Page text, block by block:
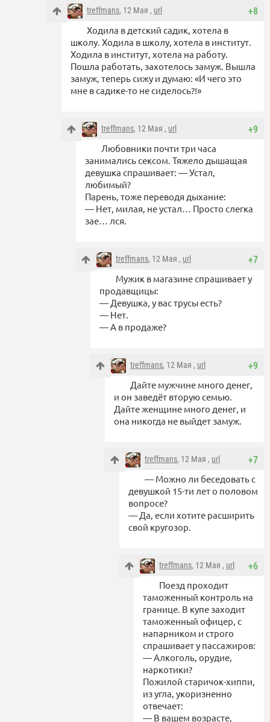
+8
treffmans, 12 Мая , url
Ходила в детский садик, хотела в
школу. Ходила в школу, хотела в институт.
Ходила в институт, хотела на работу.
Пошла работать, захотелось замуж. Вышла
замуж, теперь сижу и думаю: «И чего это
мне в садике-то не сиделось?!»
+9
treffmans, 12 Мая , url
Любовники почти три часа
занимались сексом. Тяжело дышащая
девушка спрашивает: — Устал,
любимый?
Парень, тоже переводя дыхание:
— Нет, милая, не устал… Просто слегка
зае… лся.
+7
treffmans, 12 Мая , url
Мужик в магазине спрашивает у
продавщицы:
— Девушка, у вас трусы есть?
— Нет.
— А в продаже?
+9
treffmans, 12 Мая , url
Дайте мужчине много денег,
и он заведёт вторую семью.
Дайте женщине много денег, и
она никогда не выйдет замуж.
+7
treffmans, 12 Мая , url
— Можно ли беседовать с
девушкой 15-ти лет о половом
вопросе?
— Да, если хотите расширить
свой кругозор.
+6
treffmans, 12 Мая , url
Поезд проходит
таможенный контроль на
границе. В купе заходит
таможенный офицер, с
напарником и строго
спрашивает у пассажиров:
— Алкоголь, орудие,
наркотики?
Пожилой старичок-хиппи,
из угла, укоризненно
отвечает:
— В вашем возрасте,